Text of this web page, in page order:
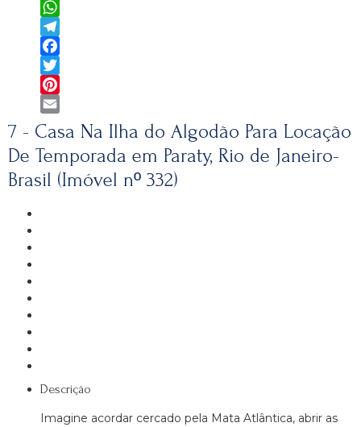
WhatsApp
Telegram
Facebook
Twitter
Pinterest
Email
7 - Casa Na Ilha do Algodão Para Locação
De Temporada em Paraty, Rio de Janeiro-
Brasil (Imóvel nº 332)
Descrição
Imagine acordar cercado pela Mata Atlântica, abrir as